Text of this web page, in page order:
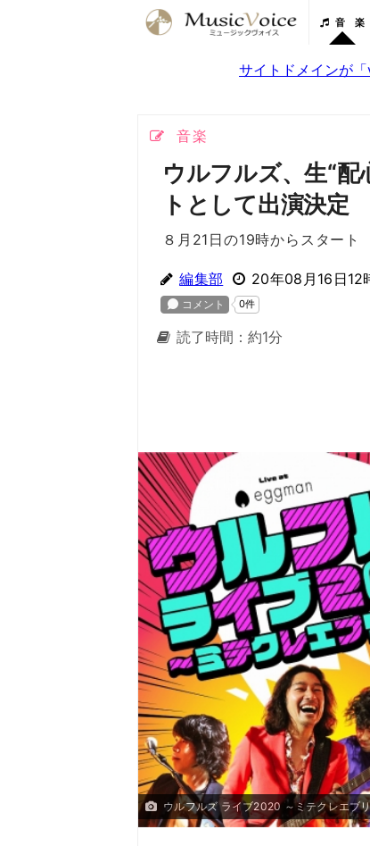
音 楽
サイトドメインが
音楽
ウルフルズ、生“配
トとして出演決定
８月21日の19時からスタート
編集部 20年08月16日12
読了時間：約1分
ウルフルズ ライブ2020 ～ミテクレエブ